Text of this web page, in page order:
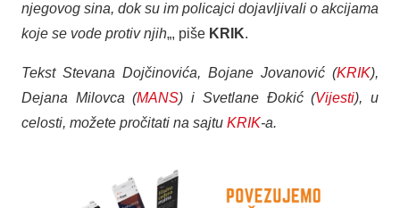
njegovog sina, dok su im policajci dojavljivali o akcijama
koje se vode protiv njih„, piše KRIK.
Tekst Stevana Dojčinovića, Bojane Jovanović (KRIK),
Dejana Milovca (MANS) i Svetlane Đokić (Vijesti), u
celosti, možete pročitati na sajtu KRIK-a.